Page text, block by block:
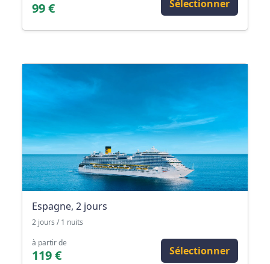
99 € Sélectionner
Espagne, 2 jours
2 jours / 1 nuits
à partir de
119 € Sélectionner